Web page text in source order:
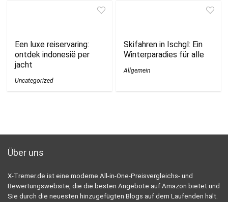
Een luxe reiservaring:
ontdek indonesië per
jacht
Uncategorized
Skifahren in Ischgl: Ein
Winterparadies für alle
Allgemein
Über uns
X-Tremer.de ist eine moderne All-in-One-Preisvergleichs- und
Bewertungswebsite, die die besten Angebote auf Amazon bietet und
Sie durch die neuesten hinzugefügten Blogs auf dem Laufenden hält.